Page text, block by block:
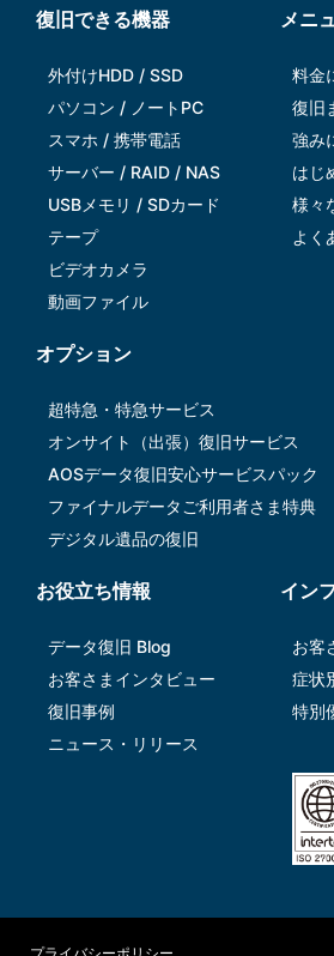
復旧できる機器
外付けHDD / SSD
パソコン / ノートPC
スマホ / 携帯電話
サーバー / RAID / NAS
USBメモリ / SDカード
テープ
ビデオカメラ
動画ファイル
メニ
料金
復旧
強み
はじ
様々
よく
オプション
超特急・特急サービス
オンサイト（出張）復旧サービス
AOSデータ復旧安⼼サービスパック
ファイナルデータご利⽤者さま特典
デジタル遺品の復旧
お役立ち情報
データ復旧 Blog
お客さまインタビュー
復旧事例
ニュース・リリース
イン
お客
症状
特別